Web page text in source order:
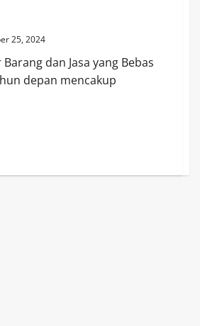
25, 2024
dan Jasa yang Bebas
depan mencakup